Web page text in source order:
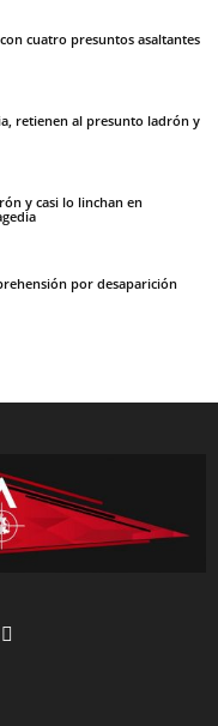
cuatro presuntos asaltantes
retienen al presunto ladrón y
y casi lo linchan en
por desaparición